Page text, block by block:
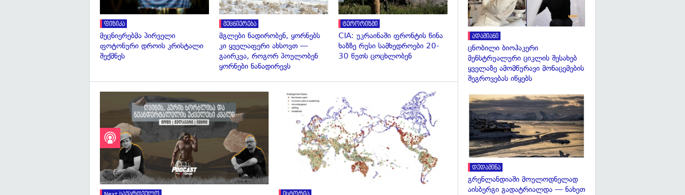
ფიზიკა
მეცნიერებმა პირველი
ფოტონური დროის კრისტალი
შექმნეს
მეცნიერება
მგლები ნადირობენ, ყორნებს
კი ყველაფერი ახსოვთ —
გაირკვა, როგორ პოულობენ
ყორნები ნანადირევს
ტერორიზმი
CIA: უკრაინაში ფრონტის წინა
ხაზზე რუსი სამხედროები 20-
30 წუთს ცოცხლობენ
გადახედვა
ადამიანი
ცნობილი ბიოჰაკერი
მენსტრუალური ციკლის შესახებ
ყველაზე ამომწურავი მონაცემების
შეგროვებას იწყებს
დედამიწა
გრენლანდიაში მოულოდნელად
აისბერგი გადატრიალდა — ნახეთ